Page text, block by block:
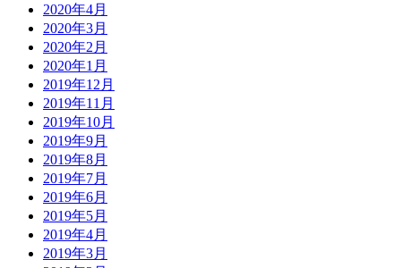
2020年4月
2020年3月
2020年2月
2020年1月
2019年12月
2019年11月
2019年10月
2019年9月
2019年8月
2019年7月
2019年6月
2019年5月
2019年4月
2019年3月